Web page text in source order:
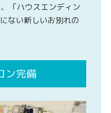
「ハウスエンディン
ない新しいお別れの
ン完備